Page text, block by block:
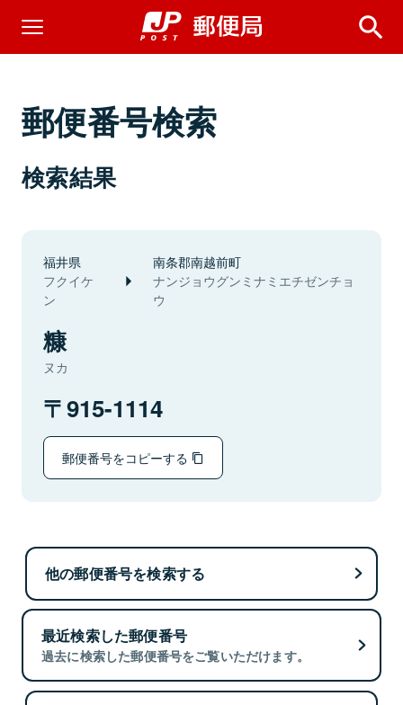
郵便番号検索
検索結果
福井県
フクイケ
ン
南条郡南越前町
ナンジョウグンミナミエチゼンチョ
ウ
糠
ヌカ
915-1114
郵便番号をコピーする
他の郵便番号を検索する
最近検索した郵便番号
過去に検索した郵便番号をご覧いただけます。